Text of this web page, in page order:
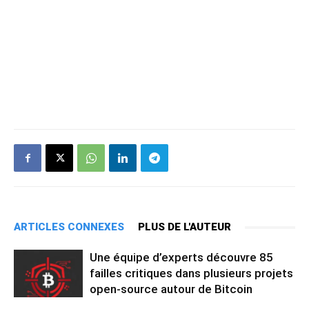
ARTICLES CONNEXES PLUS DE L'AUTEUR
Une équipe d’experts découvre 85
failles critiques dans plusieurs projets
open-source autour de Bitcoin